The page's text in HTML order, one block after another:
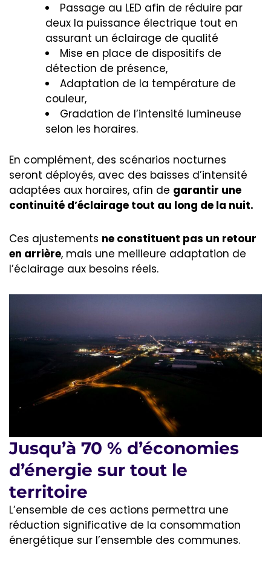
Passage au LED afin de réduire par
deux la puissance électrique tout en
assurant un éclairage de qualité
Mise en place de dispositifs de
détection de présence,
Adaptation de la température de
couleur,
Gradation de l’intensité lumineuse
selon les horaires.
En complément, des scénarios nocturnes
seront déployés, avec des baisses d’intensité
adaptées aux horaires, afin de garantir une
continuité d’éclairage tout au long de la nuit.
Ces ajustements ne constituent pas un retour
en arrière, mais une meilleure adaptation de
l’éclairage aux besoins réels.
Jusqu’à 70 % d’économies
d’énergie sur tout le
territoire
L’ensemble de ces actions permettra une
réduction significative de la consommation
énergétique sur l’ensemble des communes.